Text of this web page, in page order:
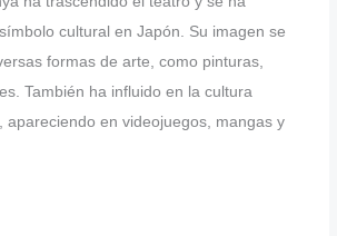
cultural en Japón. Su imagen se
formas de arte, como pinturas,
También ha influido en la cultura
apareciendo en videojuegos, mangas y